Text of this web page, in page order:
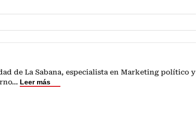
de La Sabana, especialista en Marketing político y
... Leer más